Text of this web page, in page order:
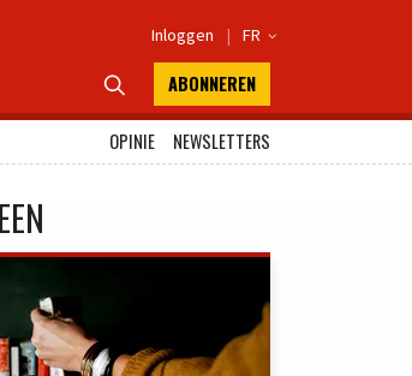
Inloggen | FR 
 ABONNEREN
OPINIE
NEWSLETTERS